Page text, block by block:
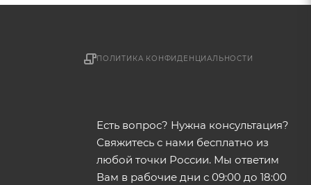
ПОЛИТИКА КОНФИДЕНЦИАЛЬНОСТИ
Есть вопрос? Нужна консультация?
Свяжитесь с нами бесплатно из
любой точки России. Мы ответим
Вам в рабочие дни с 09:00 до 18:00